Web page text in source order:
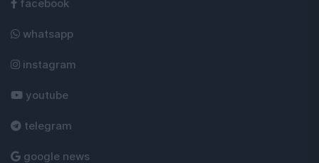
facebook
whatsapp
instagram
youtube
telegram
google news